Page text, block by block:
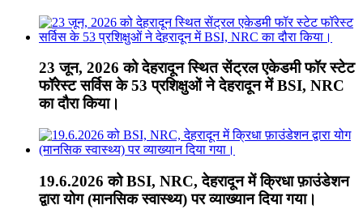
23 जून, 2026 को देहरादून स्थित सेंट्रल एकेडमी फॉर स्टेट
फॉरेस्ट सर्विस के 53 प्रशिक्षुओं ने देहरादून में BSI, NRC
का दौरा किया।
19.6.2026 को BSI, NRC, देहरादून में क्रिधा फ़ाउंडेशन
द्वारा योग (मानसिक स्वास्थ्य) पर व्याख्यान दिया गया।